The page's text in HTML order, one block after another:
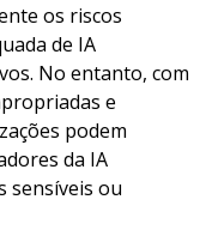
os riscos
de IA
No entanto, com
e
podem
da IA
sensíveis ou